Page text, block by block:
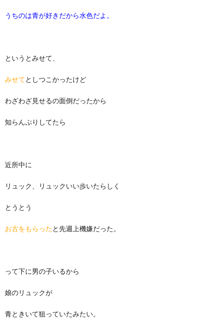
うちのは青が好きだから水色だよ。
というとみせて、
みせてとしつこかったけど
わざわざ見せるの面倒だったから
知らんぷりしてたら
近所中に
リュック、リュックいい歩いたらしく
とうとう
お古をもらったと先週上機嫌だった。
って下に男の子いるから
娘のリュックが
青ときいて狙っていたみたい。